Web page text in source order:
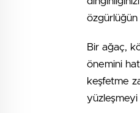
özgürlüğün
Bir ağaç,
önemini
keşfetme